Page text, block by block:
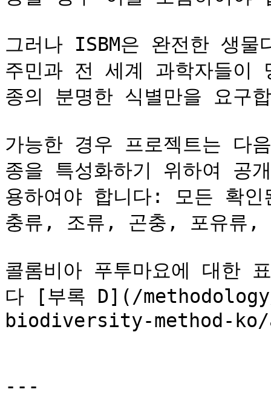
그러나 ISBM은 완전한 생
주민과 전 세계 과학자들이
종의 분명한 식별만을 요구
가능한 경우 프로젝트는 다
종을 특성화하기 위하여 공
용하여야 합니다: 모든 확
충류, 조류, 곤충, 포유류,
콜롬비아 푸투마요에 대한
다 [부록 D](/
biodiversity-method-ko/
---